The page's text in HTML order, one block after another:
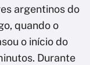
argentinos do
quando o
o início do
Durante